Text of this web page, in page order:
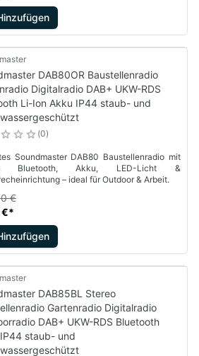
DAB80OR Baustellenradio
Digitalradio DAB+ UKW-RDS
Li-Ion Akku IP44 staub- und
0
Soundmaster DAB80 Baustellenradio mit
Bluetooth, Akku, LED-Licht &
– ideal für Outdoor & Arbeit.
€*
€
DAB85BL Stereo
Gartenradio Digitalradio
DAB+ UKW-RDS Bluetooth
staub- und